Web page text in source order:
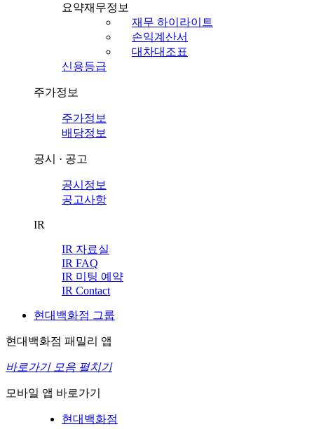
요약재무정보
재무 하이라이트
손익계산서
대차대조표
신용등급
주가정보
주가정보
배당정보
공시 · 공고
공시정보
공고사항
IR
IR 자료실
IR FAQ
IR 미팅 예약
IR Contact
현대백화점 그룹
현대백화점 패밀리 앱
바로가기 모음 펼치기
모바일 앱 바로가기
현대백화점